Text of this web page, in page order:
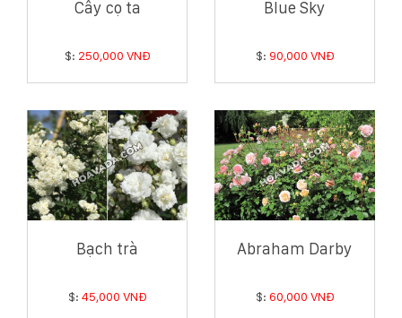
Cây cọ ta
$: 250,000 VNĐ
Blue Sky
$: 90,000 VNĐ
Bạch trà
$: 45,000 VNĐ
Abraham Darby
$: 60,000 VNĐ